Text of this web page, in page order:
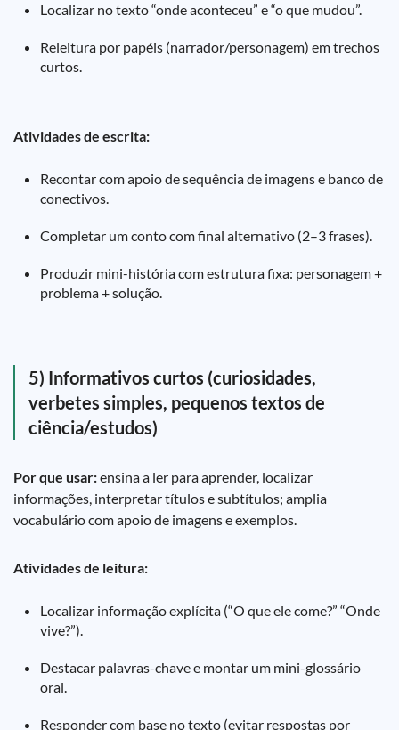
Localizar no texto “onde aconteceu” e “o que mudou”.
Releitura por papéis (narrador/personagem) em trechos
curtos.
Atividades de escrita:
Recontar com apoio de sequência de imagens e banco de
conectivos.
Completar um conto com final alternativo (2–3 frases).
Produzir mini-história com estrutura fixa: personagem +
problema + solução.
5) Informativos curtos (curiosidades,
verbetes simples, pequenos textos de
ciência/estudos)
Por que usar:ensina a ler para aprender, localizar
informações, interpretar títulos e subtítulos; amplia
vocabulário com apoio de imagens e exemplos.
Atividades de leitura:
Localizar informação explícita (“O que ele come?” “Onde
vive?”).
Destacar palavras-chave e montar um mini-glossário
oral.
Responder com base no texto (evitar respostas por